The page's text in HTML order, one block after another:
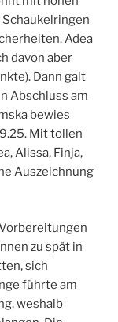
Schaukelringen
Adea
davon aber
Dann galt
Abschluss am
bewies
Mit tollen
Alissa, Finja,
Auszeichnung
zu spät in
sich
führte am
weshalb